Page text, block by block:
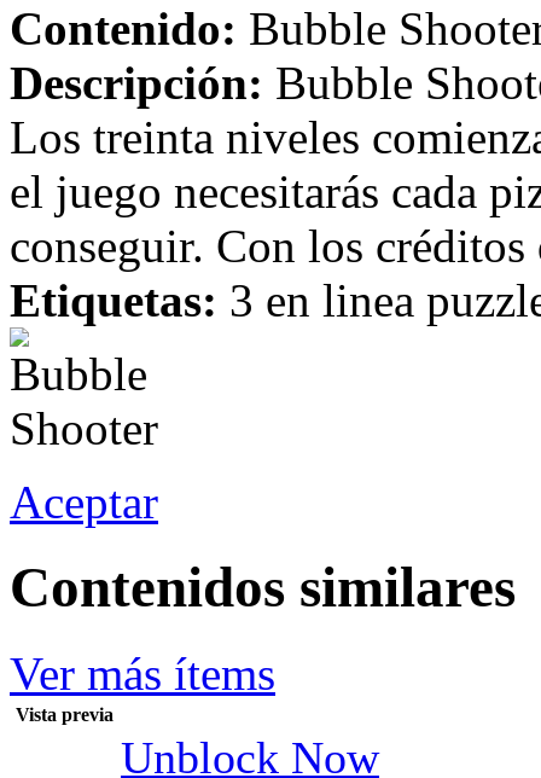
Contenido: Bubble
Descripción: Bubble
Los treinta niveles
el juego necesitarás cada
conseguir. Con los créditos
Etiquetas: 3 en linea
Aceptar
Contenidos similares
Ver más ítems
Vista previa
Unblock Now